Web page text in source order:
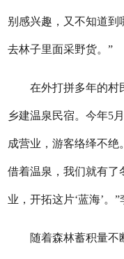
别感兴趣，又不知道到
去林子里面采野货。”
在外打拼多年的村民
乡建温泉民宿。今年5
成营业，游客络绎不绝
借着温泉，我们就有了
业，开拓这片‘蓝海’。
随着森林蓄积量不断